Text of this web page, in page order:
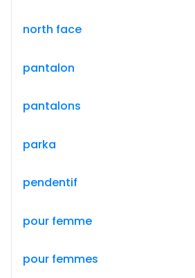
north face
pantalon
pantalons
parka
pendentif
pour femme
pour femmes